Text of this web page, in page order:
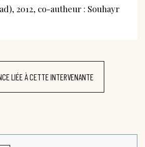
2012, co-autheur : Souhayr
LIÉE À CETTE INTERVENANTE